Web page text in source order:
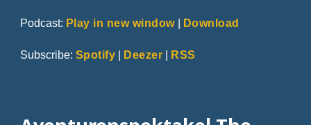
Podcast: Play in new window| Download
Subscribe: Spotify | Deezer | RSS